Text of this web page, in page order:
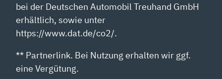
bei der Deutschen Automobil Treuhand GmbH
erhältlich, sowie unter
https://www.dat.de/co2/.
** Partnerlink. Bei Nutzung erhalten wir ggf.
eine Vergütung.